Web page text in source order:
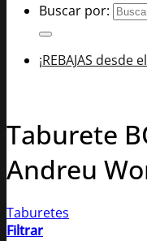
Buscar por:
¡REBAJAS desde
Taburete
Andreu
Taburetes
Filtrar